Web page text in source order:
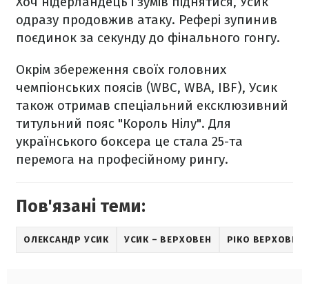
одразу продовжив атаку. Рефері зупинив
поєдинок за секунду до фінального гонгу.
Окрім збереження своїх головних
чемпіонських поясів (WBC, WBA, IBF), Усик
також отримав спеціальний ексклюзивний
титульний пояс "Король Нілу". Для
українського боксера це стала 25-та
перемога на професійному рингу.
Пов'язані теми:
ОЛЕКСАНДР УСИК УСИК – ВЕРХОВЕН РІКО ВЕРХОВЕН